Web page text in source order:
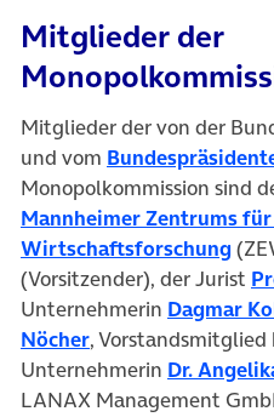
Mitglieder der
Mitglieder der von der
und vom
Monopolkommission sind
Mannheimer Zentrums
Wirtschaftsforschung
(Vorsitzender), der Jurist
Unternehmerin Dagmar
Nöcher(öffnet in neuem
, Vorstandsmitglied
Unternehmerin Dr.
LANAX Management